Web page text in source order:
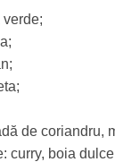
de coriandru,
curry, boia